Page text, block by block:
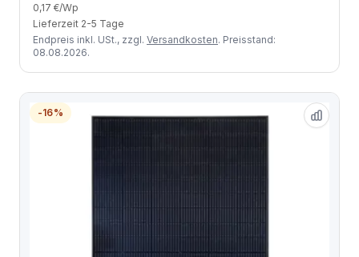
0,17 €/Wp
Lieferzeit 2-5 Tage
Endpreis inkl. USt., zzgl. Versandkosten. Preisstand:
08.08.2026.
-16%